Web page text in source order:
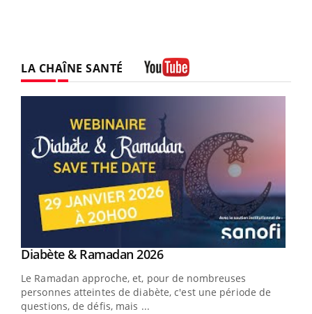
LA CHAÎNE SANTÉ
Youtube
Diabète & Ramadan 2026Youtube
Le Ramadan approche, et, pour de nombreuses
personnes atteintes de diabète, c'est une période de
questions, de défis, mais ...
Youtube
Un « jumeau numérique » pour faciliter l’accès
Un établissement lié à un groupe mutualiste innove en
matière de bilan de santé : l'utilisation d'un « jumeau